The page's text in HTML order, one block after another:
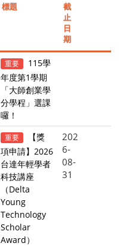
標題
截
止
日
期
重要
115學
年度第1學期
「大師創業學
分學程」選課
囉！
重要
【獎
項申請】2026
台達年輕學者
科技講座
（Delta
Young
Technology
Scholar
Award）
202
6-
08-
31